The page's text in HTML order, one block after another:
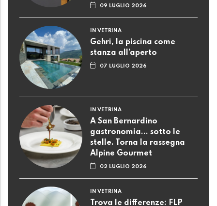
09 LUGLIO 2026
IN VETRINA
Gehri, la piscina come
stanza all’aperto
07 LUGLIO 2026
IN VETRINA
A San Bernardino
gastronomia... sotto le
stelle. Torna la rassegna
Alpine Gourmet
02 LUGLIO 2026
IN VETRINA
Trova le differenze: FLP